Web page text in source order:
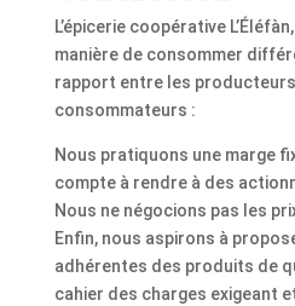
L’épicerie coopérative
manière de consommer
rapport entre les
consommateurs :
Nous pratiquons une marge
compte à rendre à des
Nous ne négocions pas les
Enfin, nous aspirons à
adhérentes des produits de
cahier des charges exigeant